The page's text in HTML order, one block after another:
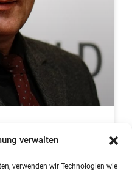
verwalten
verwenden wir Technologien wie
2024